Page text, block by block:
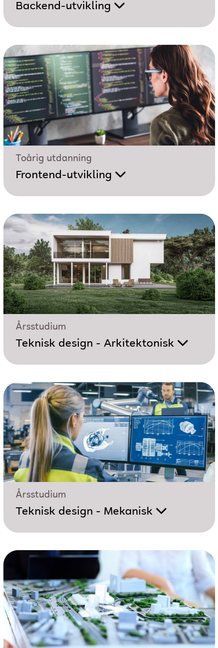
Backend-utvikling
Toårig utdanning
Frontend-utvikling
Årsstudium
Teknisk design - Arkitektonisk
Årsstudium
Teknisk design - Mekanisk